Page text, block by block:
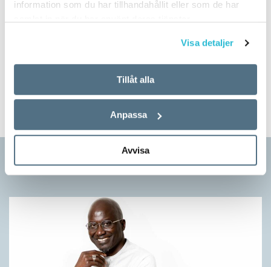
information som du har tillhandahållit eller som de har
Visa detaljer
Tillåt alla
Anpassa
Avvisa
Tidningen i brevlådan plus tillgång till webben och digital
läsning med vår app
Artiklar